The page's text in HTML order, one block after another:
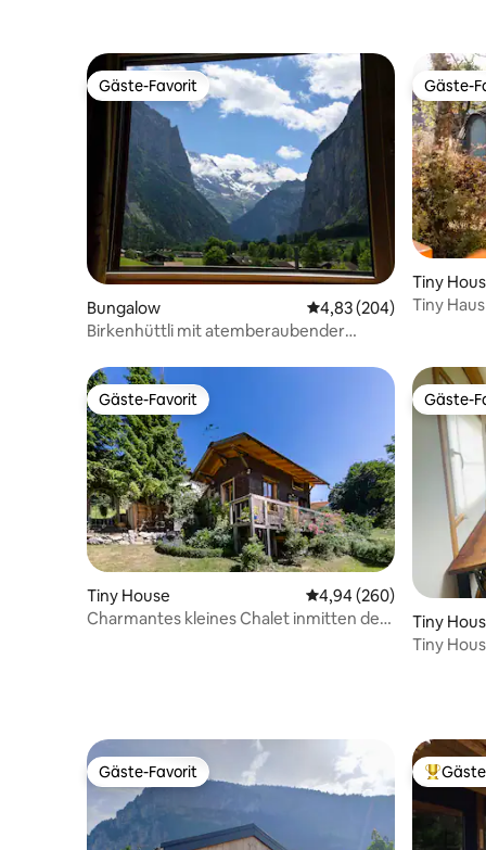
Gäste-Favorit
Gäste-Favorit
Bungalow Durchschnittliche
4,83 (204)
Birkenhüttli mit atemberaubender
Gäste-
Gäste-
Tiny
Tiny
Gäste-Favorit
Gäste-Favorit
Tiny House Durchschnittliche
4,94 (260)
Charmantes kleines Chalet inmitten der
Gäste-
Gäste-
Tiny
Tiny
Gäste-Favorit
Gäste-Favorit